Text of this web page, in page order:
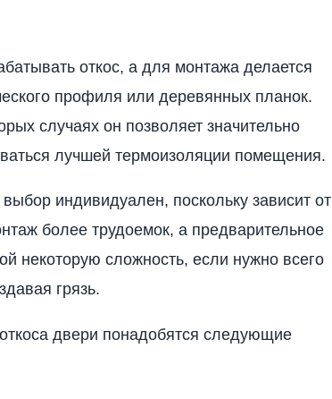
откос, а для монтажа делается
профиля или деревянных планок.
случаях он позволяет значительно
лучшей термоизоляции помещения.
индивидуален, поскольку зависит от
более трудоемок, а предварительное
некоторую сложность, если нужно всего
грязь.
двери понадобятся следующие